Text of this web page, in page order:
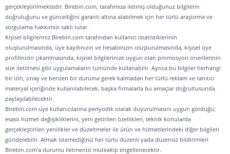
gerçekleştirilmektedir. Birebin.com, tarafımıza iletmiş olduğunuz bilgilerin
doğruluğunu ve güncelliğini garanti altına alabilmek için her türlü araştırma ve
sorgulama hakkımızı saklı tutar.
Kişisel bilgileriniz Birebin.com tarafından kullanıcı istatistiklerinin
oluşturulmasında, üye kaydınızın ve hesabınızın oluşturulmasında, kişisel üye
profilinizin çıkarılmasında, kişisel bilgilerinize uygun olan promosyon önerilerinin
size iletilmesi gibi uygulamaların tümünde kullanabilir. Ayrıca bu bilgiler herhangi
bir izin, onay ve benzeri bir duruma gerek kalmadan her türlü reklam ve tanıtıcı
materyal içeriğinde kullanılabilecek, başka firmalarla bu amaçlar doğrultusunda
paylaşılabilecektir.
Birebin.com üye kullanıcılarına periyodik olarak duyurulmasını uygun gördüğü;
esaslı hizmet değişikliklerini, yeni getirilen özellikleri, teknik konularda
gerçekleştirilen yenilikler ve düzeltmeler ile ürün ve hizmetlerindeki diğer bilgileri
gönderebilir. Almak istemediğiniz her türlü düzenli yada düzensiz bildirimleri
Birebin.com’a durumu iletmenizi müteakip engellenecektir.